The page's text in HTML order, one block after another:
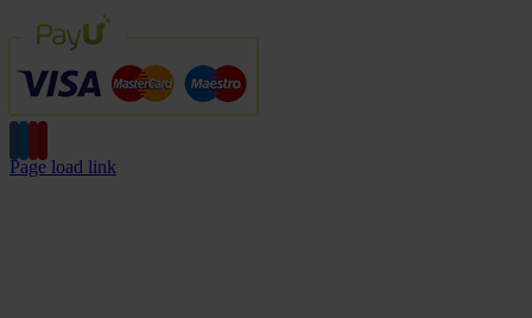
Page load link